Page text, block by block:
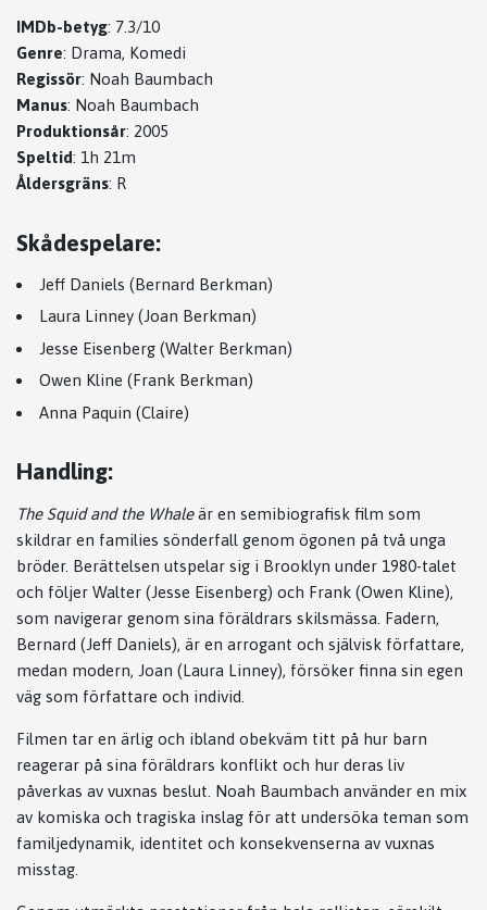
IMDb-betyg: 7.3/10
Genre: Drama, Komedi
Regissör: Noah Baumbach
Manus: Noah Baumbach
Produktionsår: 2005
Speltid: 1h 21m
Åldersgräns: R
Skådespelare:
Jeff Daniels (Bernard Berkman)
Laura Linney (Joan Berkman)
Jesse Eisenberg (Walter Berkman)
Owen Kline (Frank Berkman)
Anna Paquin (Claire)
Handling:
The Squid and the Whaleär en semibiografisk film som
skildrar en families sönderfall genom ögonen på två unga
bröder. Berättelsen utspelar sig i Brooklyn under 1980-talet
och följer Walter (Jesse Eisenberg) och Frank (Owen Kline),
som navigerar genom sina föräldrars skilsmässa. Fadern,
Bernard (Jeff Daniels), är en arrogant och självisk författare,
medan modern, Joan (Laura Linney), försöker finna sin egen
väg som författare och individ.
Filmen tar en ärlig och ibland obekväm titt på hur barn
reagerar på sina föräldrars konflikt och hur deras liv
påverkas av vuxnas beslut. Noah Baumbach använder en mix
av komiska och tragiska inslag för att undersöka teman som
familjedynamik, identitet och konsekvenserna av vuxnas
misstag.